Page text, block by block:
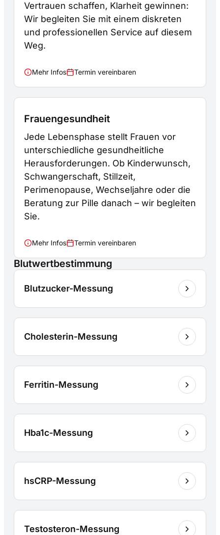
Vertrauen schaffen, Klarheit gewinnen:
Wir begleiten Sie mit einem diskreten
und professionellen Service auf diesem
Weg.
Mehr Infos Termin vereinbaren
Frauengesundheit
Jede Lebensphase stellt Frauen vor
unterschiedliche gesundheitliche
Herausforderungen. Ob Kinderwunsch,
Schwangerschaft, Stillzeit,
Perimenopause, Wechseljahre oder die
Beratung zur Pille danach – wir begleiten
Sie.
Mehr Infos Termin vereinbaren
Blutwertbestimmung
Blutzucker-Messung
Cholesterin-Messung
Ferritin-Messung
Hba1c-Messung
hsCRP-Messung
Testosteron-Messung